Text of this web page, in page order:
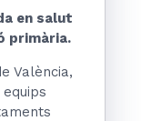
en salut
primària.
València,